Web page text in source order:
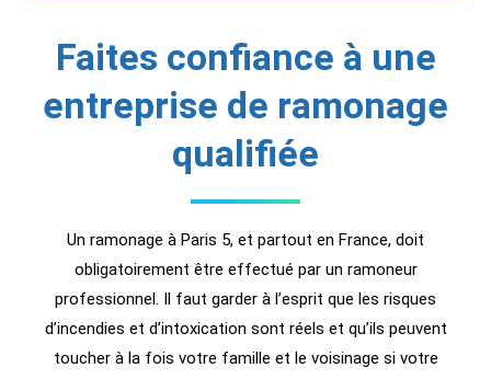
Faites confiance à une
entreprise de ramonage
qualifiée
Un ramonage à Paris 5, et partout en France, doit
obligatoirement être effectué par un ramoneur
professionnel. Il faut garder à l’esprit que les risques
d’incendies et d’intoxication sont réels et qu’ils peuvent
toucher à la fois votre famille et le voisinage si votre